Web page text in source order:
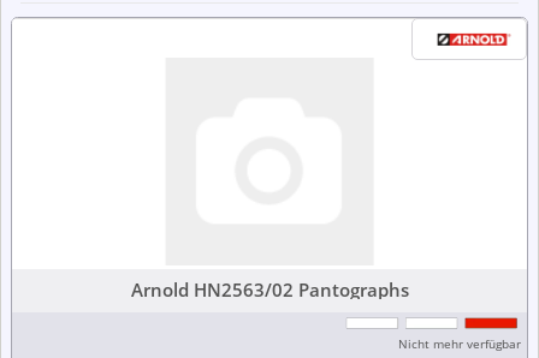
Arnold HN2563/02 Pantographs
Nicht mehr verfügbar